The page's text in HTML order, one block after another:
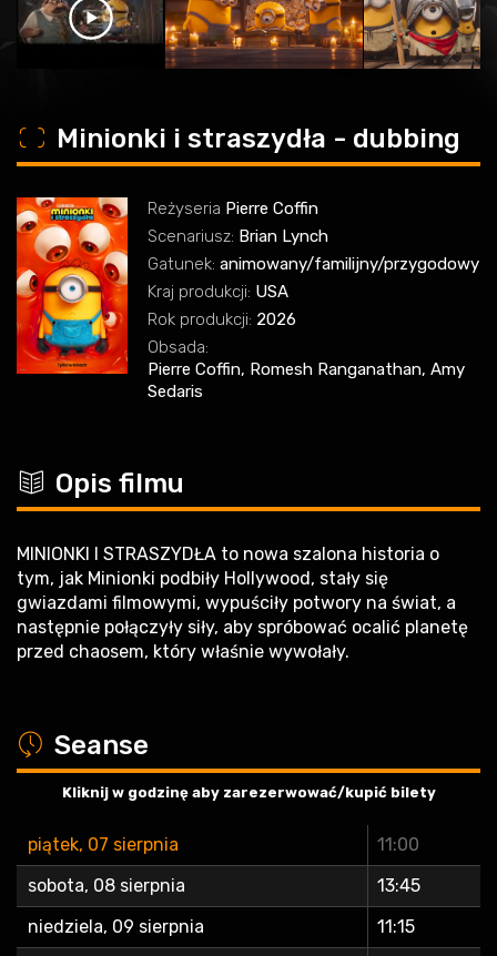
o Minionki i straszydła - dubbing
Reżyseria Pierre Coffin
Scenariusz: Brian Lynch
Gatunek: animowany/familijny/przygodowy
Kraj produkcji: USA
Rok produkcji: 2026
Obsada:
Pierre Coffin, Romesh Ranganathan, Amy
Sedaris
c Opis filmu
MINIONKI I STRASZYDŁA to nowa szalona historia o
tym, jak Minionki podbiły Hollywood, stały się
gwiazdami filmowymi, wypuściły potwory na świat, a
następnie połączyły siły, aby spróbować ocalić planetę
przed chaosem, który właśnie wywołały.
a Seanse
Kliknij w godzinę aby zarezerwować/kupić bilety
piątek, 07 sierpnia
11:00
sobota, 08 sierpnia
13:45
niedziela, 09 sierpnia
11:15